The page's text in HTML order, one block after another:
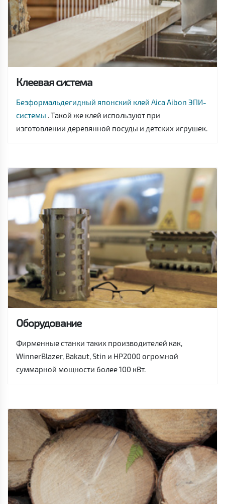
Клеевая система
Безформальдегидный японский клей Aica Aibon ЭПИ-
системы . Такой же клей используют при
изготовлении деревянной посуды и детских игрушек.
Оборудование
Фирменные станки таких производителей как,
WinnerBlazer, Bakaut, Stin и HP2000 огромной
суммарной мощности более 100 кВт.